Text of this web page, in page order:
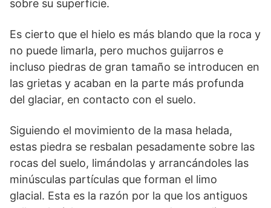
sobre su superficie.
Es cierto que el hielo es más blan­do que la roca y
no puede limarla, pero muchos guijarros e
incluso piedras de gran tamaño se introdu­cen en
las grietas y acaban en la parte más profunda
del glaciar, en contacto con el suelo.
Siguiendo el movimiento de la masa helada,
estas piedra se resbalan pe­sadamente sobre las
rocas del sue­lo, limándolas y arrancándoles las
minúsculas partículas que forman el limo
glacial. Esta es la razón por la que los anti­guos